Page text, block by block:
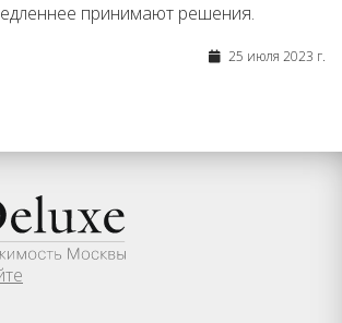
принимают решения.
25 июля 2023 г.